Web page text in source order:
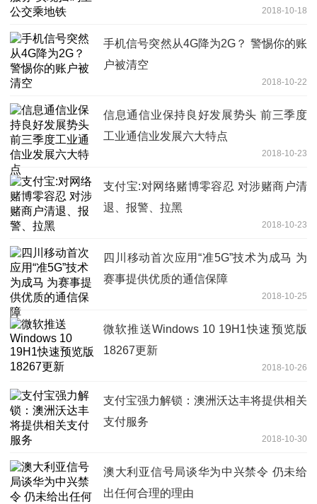
2018-10-18
手机信号突然从4G降为2G？ 警惕你的账
户被清空
2018-10-22
信息通信业保持良好发展势头 前三季度
工业通信业发展六大特点
2018-10-23
支付宝:对网络赌博零容忍 对涉赌商户清
退、报警、拉黑
2018-10-23
四川移动首次应用“准5G”技术为成马 为
赛事提供优质的通信保障
2018-10-25
微软推送Windows 10 19H1快速预览版
18267更新
2018-10-26
支付宝强力解锁：澳洲沃达丰将提供相关
支付服务
2018-10-30
澳大利亚信号局谈华为中兴禁令 仍未给
出任何合理的理由